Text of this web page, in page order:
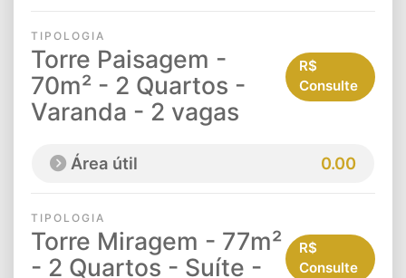
TIPOLOGIA
Torre Paisagem -
70m² - 2 Quartos -
Varanda - 2 vagas
R$
Consulte
Área útil 0.00
TIPOLOGIA
Torre Miragem - 77m²
- 2 Quartos - Suíte -
R$
Consulte